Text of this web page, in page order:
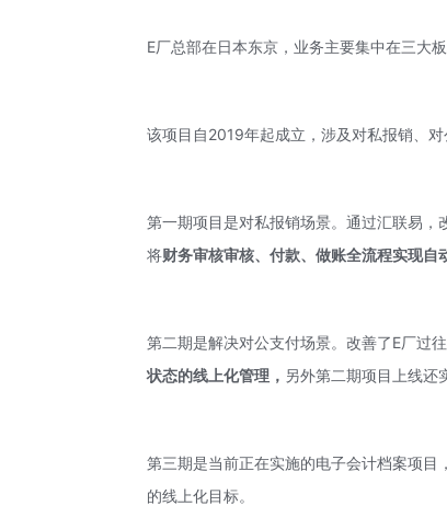
E厂总部在日本东京，业务主要集中在三大
该项目自2019年起成立，涉及对私报销、对
第一期项目是对私报销场景。通过汇联易，
将财务审核审核、付款、做账全流程实现自
第二期是解决对公支付场景。改善了E厂过
状态的线上化管理， 另外第二期项目上线还
第三期是当前正在实施的电子会计档案项
的线上化目标。